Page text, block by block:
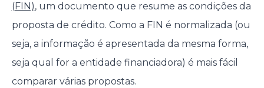
(FIN), um documento que resume as condições da
proposta de crédito. Como a FIN é normalizada (ou
seja, a informação é apresentada da mesma forma,
seja qual for a entidade financiadora) é mais fácil
comparar várias propostas.